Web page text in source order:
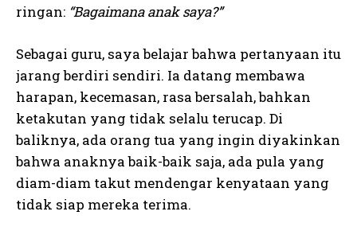
ringan: “Bagaimana anak saya?”
Sebagai guru, saya belajar bahwa pertanyaan itu
jarang berdiri sendiri. Ia datang membawa
harapan, kecemasan, rasa bersalah, bahkan
ketakutan yang tidak selalu terucap. Di
baliknya, ada orang tua yang ingin diyakinkan
bahwa anaknya baik-baik saja, ada pula yang
diam-diam takut mendengar kenyataan yang
tidak siap mereka terima.